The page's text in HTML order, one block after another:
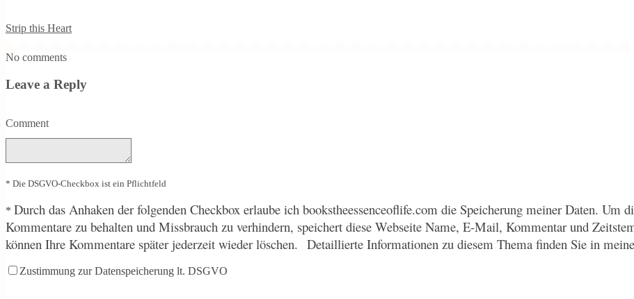
Strip this Heart
No comments
Leave a Reply
Comment
* Die DSGVO-Checkbox ist ein Pflichtfeld
* Durch das Anhaken der folgenden Checkbox erlaube ich bookstheessenceoflife.com die Speicherung meiner Daten. Um
Kommentare zu behalten und Missbrauch zu verhindern, speichert diese Webseite Name, E-Mail, Kommentar und
können Ihre Kommentare später jederzeit wieder löschen. Detaillierte Informationen zu diesem Thema finden Sie in
Zustimmung zur Datenspeicherung lt. DSGVO